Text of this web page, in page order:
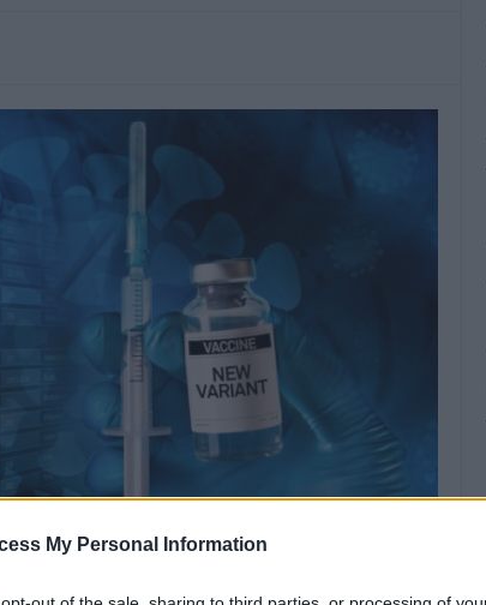
My Personal Information